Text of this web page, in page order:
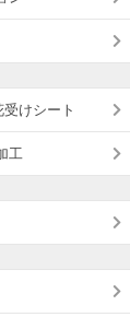
けシート
工